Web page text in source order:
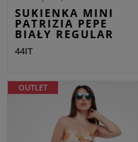
SUKIENKA MINI
PATRIZIA PEPE
BIAŁY REGULAR
44IT
OUTLET